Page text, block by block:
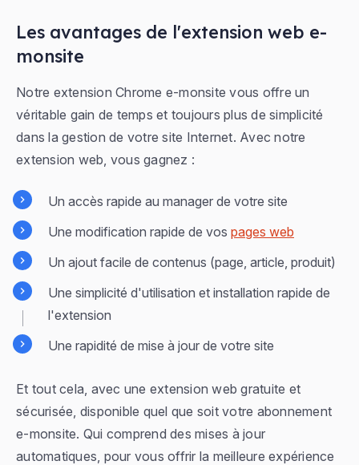
Les avantages de l'extension web e-
monsite
Notre extension Chrome e-monsite vous offre un
véritable gain de temps et toujours plus de simplicité
dans la gestion de votre site Internet. Avec notre
extension web, vous gagnez :
Un accès rapide au manager de votre site
Une modification rapide de vos pages web
Un ajout facile de contenus (page, article, produit)
Une simplicité d'utilisation et installation rapide de
l'extension
Une rapidité de mise à jour de votre site
Et tout cela, avec une extension web gratuite et
sécurisée, disponible quel que soit votre abonnement
e-monsite. Qui comprend des mises à jour
automatiques, pour vous offrir la meilleure expérience